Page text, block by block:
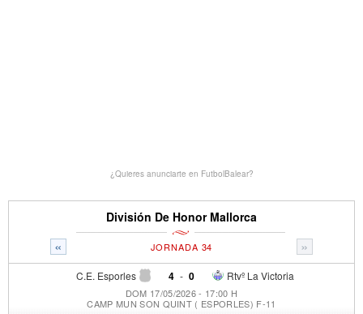
¿Quieres anunciarte en FutbolBalear?
División De Honor Mallorca
« »
JORNADA 34
C.E. Esporles 4 - Rtvº La Victoria
0
DOM 17/05/2026 - 17:00 H
CAMP MUN SON QUINT ( ESPORLES) F-11